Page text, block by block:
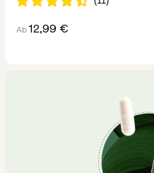
Regulärer
Ab 12,99 €